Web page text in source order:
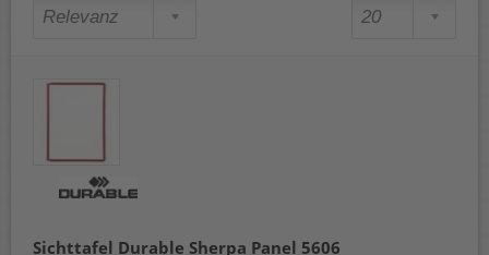
Sichttafel Durable Sherpa Panel 5606